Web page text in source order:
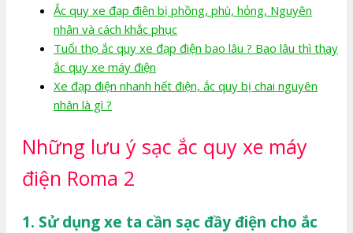
Ắc quy xe đạp điện bị phồng, phù, hỏng, Nguyên
nhân và cách khắc phục
Tuổi thọ ắc quy xe đạp điện bao lâu ? Bao lâu thì thay
ắc quy xe máy điện
Xe đạp điện nhanh hết điện, ắc quy bị chai nguyên
nhân là gì ?
Những lưu ý sạc ắc quy xe máy
điện Roma 2
1. Sử dụng xe ta cần sạc đầy điện cho ắc